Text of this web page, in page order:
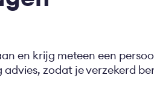
en krijg meteen een
zodat je verzekerd